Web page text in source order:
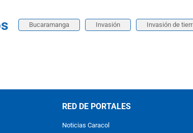
Bucaramanga Invasión Invasión de
RED DE PORTALES
Noticias Caracol